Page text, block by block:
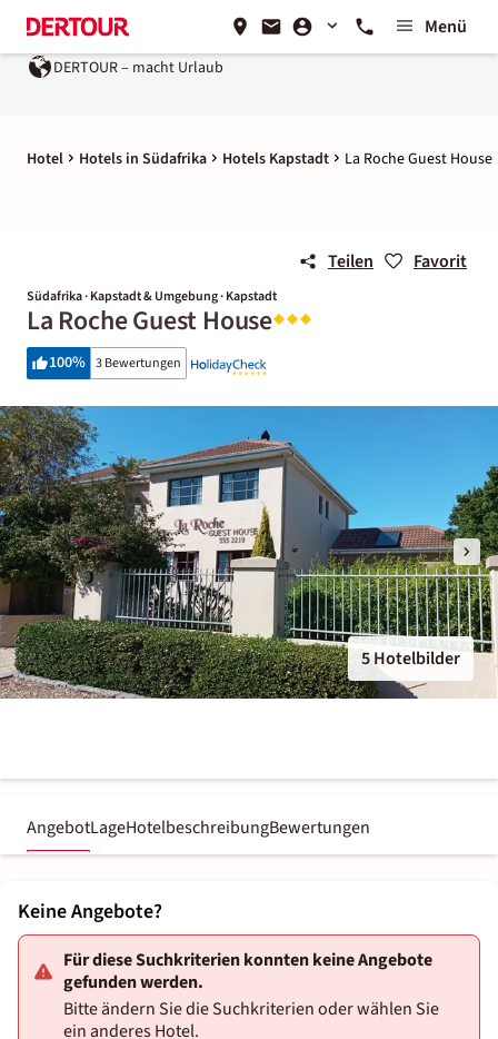
Menü
DERTOUR – macht Urlaub
Hotel Hotels in Südafrika Hotels Kapstadt La Roche Guest House
Teilen Favorit
Südafrika · Kapstadt & Umgebung · Kapstadt
La Roche Guest House
100% 3 Bewertungen
5 Hotelbilder
AngebotLageHotelbeschreibungBewertungen
Keine Angebote?
Für diese Suchkriterien konnten keine Angebote
gefunden werden.
Bitte ändern Sie die Suchkriterien oder wählen Sie
ein anderes Hotel.